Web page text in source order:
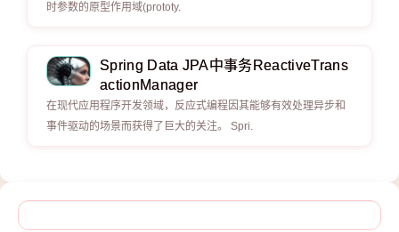
时参数的原型作用域(prototy.
Spring Data JPA中事务ReactiveTrans
actionManager
在现代应用程序开发领域，反应式编程因其能够有效处理异步和
事件驱动的场景而获得了巨大的关注。 Spri.